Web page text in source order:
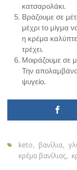
κατσαρολάκι.
Βράζουμε σε
μέχρι το μίγμα
η κρέμα
τρέχει.
Μοιράζουμε σε
Την
ψυγείο.
keto βανίλια
κρέμα βανίλιας